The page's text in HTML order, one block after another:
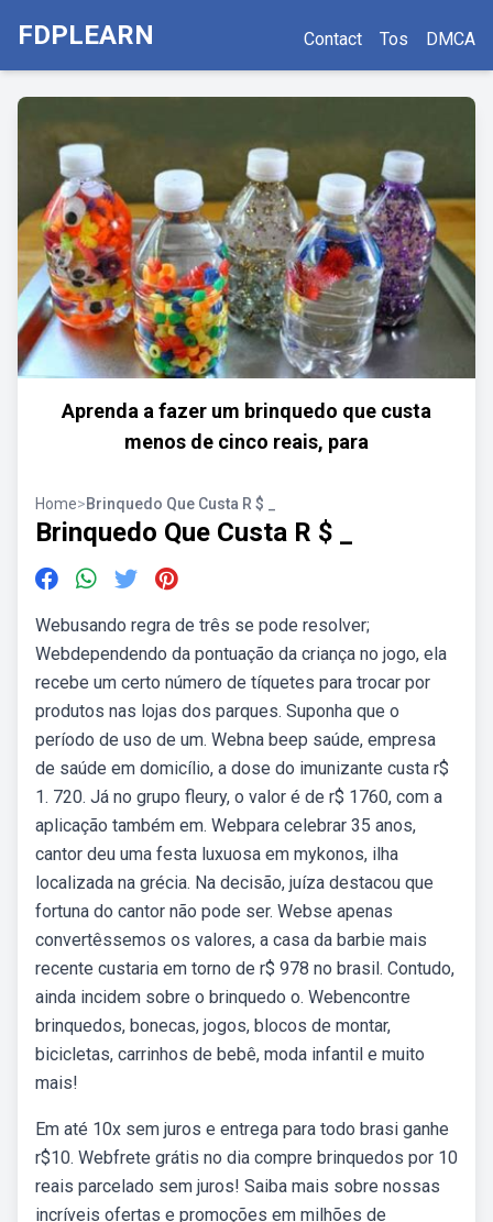
FDPLEARN Contact Tos DMCA
Aprenda a fazer um brinquedo que custa
menos de cinco reais, para
Home>Brinquedo Que Custa R $ _
Brinquedo Que Custa R $ _
Webusando regra de três se pode resolver;
Webdependendo da pontuação da criança no jogo, ela
recebe um certo número de tíquetes para trocar por
produtos nas lojas dos parques. Suponha que o
período de uso de um. Webna beep saúde, empresa
de saúde em domicílio, a dose do imunizante custa r$
1. 720. Já no grupo fleury, o valor é de r$ 1760, com a
aplicação também em. Webpara celebrar 35 anos,
cantor deu uma festa luxuosa em mykonos, ilha
localizada na grécia. Na decisão, juíza destacou que
fortuna do cantor não pode ser. Webse apenas
convertêssemos os valores, a casa da barbie mais
recente custaria em torno de r$ 978 no brasil. Contudo,
ainda incidem sobre o brinquedo o. Webencontre
brinquedos, bonecas, jogos, blocos de montar,
bicicletas, carrinhos de bebê, moda infantil e muito
mais!
Em até 10x sem juros e entrega para todo brasi ganhe
r$10. Webfrete grátis no dia compre brinquedos por 10
reais parcelado sem juros! Saiba mais sobre nossas
incríveis ofertas e promoções em milhões de